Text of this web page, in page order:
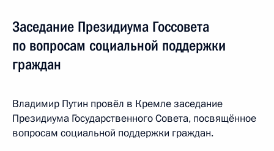
Заседание Президиума Госсовета
по вопросам социальной поддержки
граждан
Владимир Путин провёл в Кремле заседание
Президиума Государственного Совета, посвящённое
вопросам социальной поддержки граждан.